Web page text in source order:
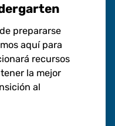
prepararse
aquí para
recursos
la mejor
al